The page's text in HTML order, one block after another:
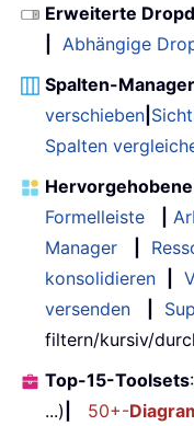
Erweiterte
Abhängige
Spalten-Manager
verschieben
Spalten
Formelleiste
Manager
konsolidieren
versenden
filtern/kursiv/
Top-15-Toolsets:
...)
50+-